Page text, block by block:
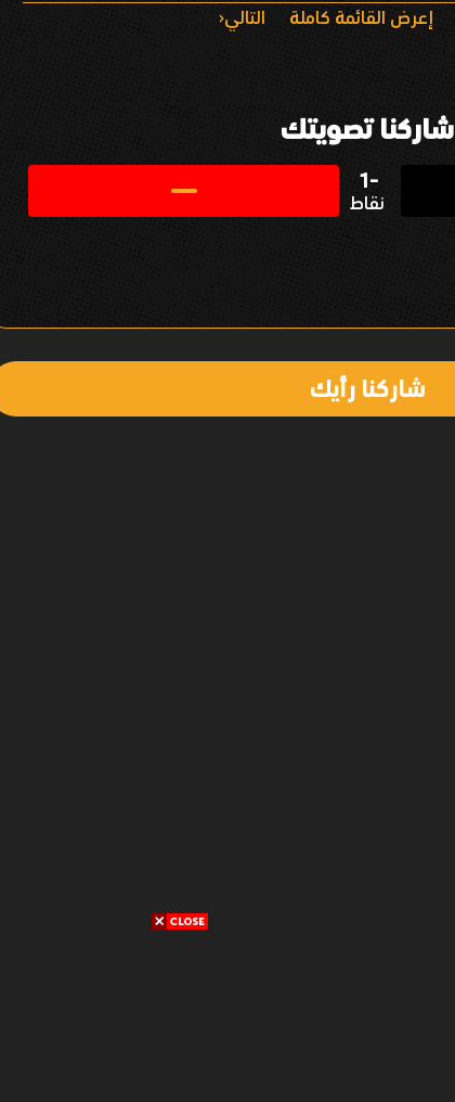
إعرض القائمة كاملة التالي
شاركنا تصويتك
-1
نقاط
شاركنا رأيك